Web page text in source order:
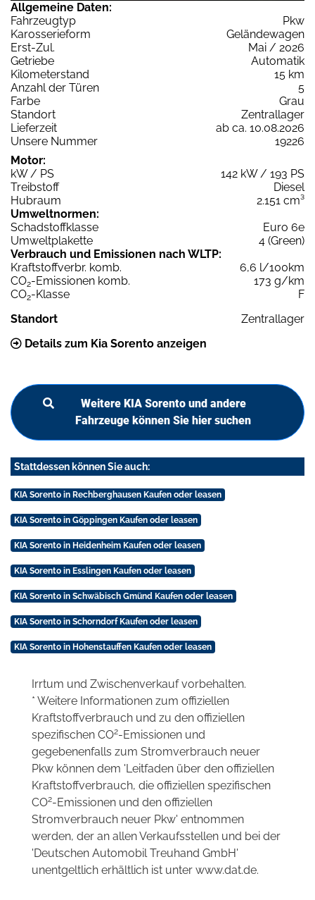
Allgemeine Daten:
Fahrzeugtyp
Pkw
Karosserieform
Geländewagen
Erst-Zul.
Mai / 2026
Getriebe
Automatik
Kilometerstand
15 km
Anzahl der Türen
5
Farbe
Grau
Standort
Zentrallager
Lieferzeit
ab ca. 10.08.2026
Unsere Nummer
19226
Motor:
kW / PS
142 kW / 193 PS
Treibstoff
Diesel
Hubraum
2.151 cm³
Umweltnormen:
Schadstoffklasse
Euro 6e
Umweltplakette
4 (Green)
Verbrauch und Emissionen nach WLTP:
Kraftstoffverbr. komb.
6,6 l/100km
CO2-Emissionen komb.
173 g/km
CO2-Klasse
F
Standort
Zentrallager
Details zum Kia Sorento anzeigen
Weitere KIA Sorento und andere
Fahrzeuge können Sie hier suchen
Stattdessen können Sie auch:
KIA Sorento in Rechberghausen Kaufen oder leasen
KIA Sorento in Göppingen Kaufen oder leasen
KIA Sorento in Heidenheim Kaufen oder leasen
KIA Sorento in Esslingen Kaufen oder leasen
KIA Sorento in Schwäbisch Gmünd Kaufen oder leasen
KIA Sorento in Schorndorf Kaufen oder leasen
KIA Sorento in Hohenstauffen Kaufen oder leasen
Irrtum und Zwischenverkauf vorbehalten.
* Weitere Informationen zum offiziellen
Kraftstoffverbrauch und zu den offiziellen
spezifischen CO2-Emissionen und
gegebenenfalls zum Stromverbrauch neuer
Pkw können dem 'Leitfaden über den offiziellen
Kraftstoffverbrauch, die offiziellen spezifischen
CO2-Emissionen und den offiziellen
Stromverbrauch neuer Pkw' entnommen
werden, der an allen Verkaufsstellen und bei der
'Deutschen Automobil Treuhand GmbH'
unentgeltlich erhältlich ist unter www.dat.de.